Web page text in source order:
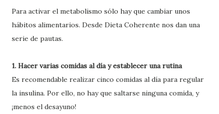
Para activar el metabolismo sólo hay que cambiar unos
hábitos alimentarios. Desde Dieta Coherente nos dan una
serie de pautas.
1. Hacer varias comidas al día y establecer una rutina
Es recomendable realizar cinco comidas al día para regular
la insulina. Por ello, no hay que saltarse ninguna comida, y
¡menos el desayuno!